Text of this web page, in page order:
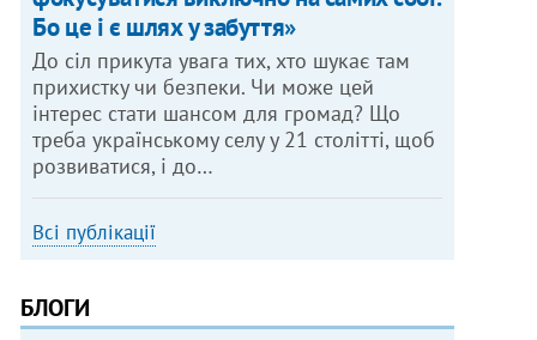
Бо це і є шлях у забуття»
До сіл прикута увага тих, хто шукає там
прихистку чи безпеки. Чи може цей
інтерес стати шансом для громад? Що
треба українському селу у 21 столітті, щоб
розвиватися, і до…
Всі публікації
БЛОГИ